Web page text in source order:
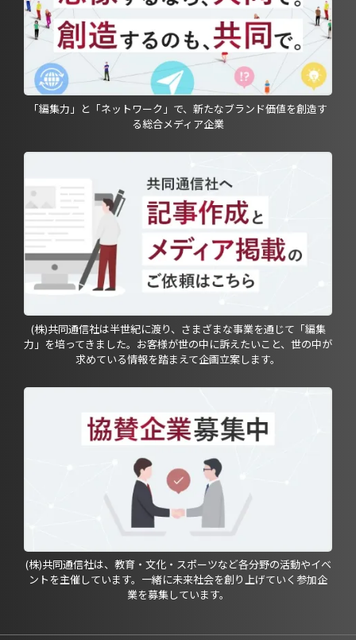
「編集力」と「ネットワーク」で、新たなブランド価値を創造す
る総合メディア企業
(株)共同通信社は半世紀に渡り、さまざまな事業を通じて「編集
力」を培ってきました。お客様が世の中に訴えたいこと、世の中が
求めている情報を踏まえて企画立案します。
(株)共同通信社は、教育・文化・スポーツなど各分野の活動やイベ
ントを主催しています。一緒に未来社会を創り上げていく参加企
業を募集しています。